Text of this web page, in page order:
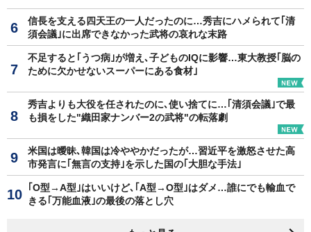
信長を支える四天王の一人だったのに…秀吉にハメられて｢清
須会議｣に出席できなかった武将の哀れな末路
不足すると｢うつ病｣が増え､子どものIQに影響…東大教授｢脳の
ために欠かせないスーパーにある食材｣
秀吉よりも大役を任されたのに､使い捨てに…｢清須会議｣で最
も損をした"織田家ナンバー2の武将"の転落劇
米国は曖昧､韓国は冷ややかだったが…習近平を激怒させた高
市発言に｢無言の支持｣を示した国の｢大胆な手法｣
｢O型→A型｣はいいけど､｢A型→O型｣はダメ…誰にでも輸血で
きる｢万能血液｣の最後の落とし穴